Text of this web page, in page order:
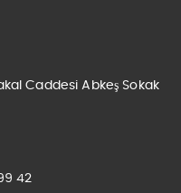
Caddesi Abkeş Sokak
42